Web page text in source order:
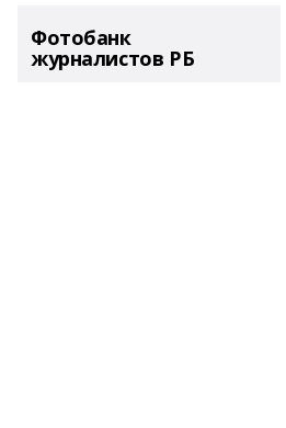
Фотобанк
журналистов РБ